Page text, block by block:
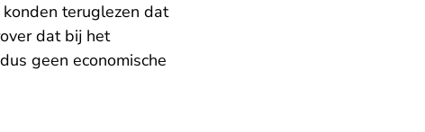
teruglezen dat
dat bij het
geen economische